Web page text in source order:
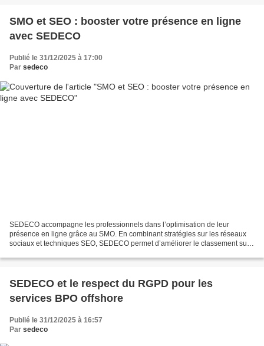
SMO et SEO : booster votre présence en ligne
avec SEDECO
Publié le 31/12/2025 à 17:00
Par sedeco
SEDECO accompagne les professionnels dans l’optimisation de leur
présence en ligne grâce au SMO. En combinant stratégies sur les réseaux
sociaux et techniques SEO, SEDECO permet d’améliorer le classement sur
SEDECO et le respect du RGPD pour les
services BPO offshore
Publié le 31/12/2025 à 16:57
Par sedeco